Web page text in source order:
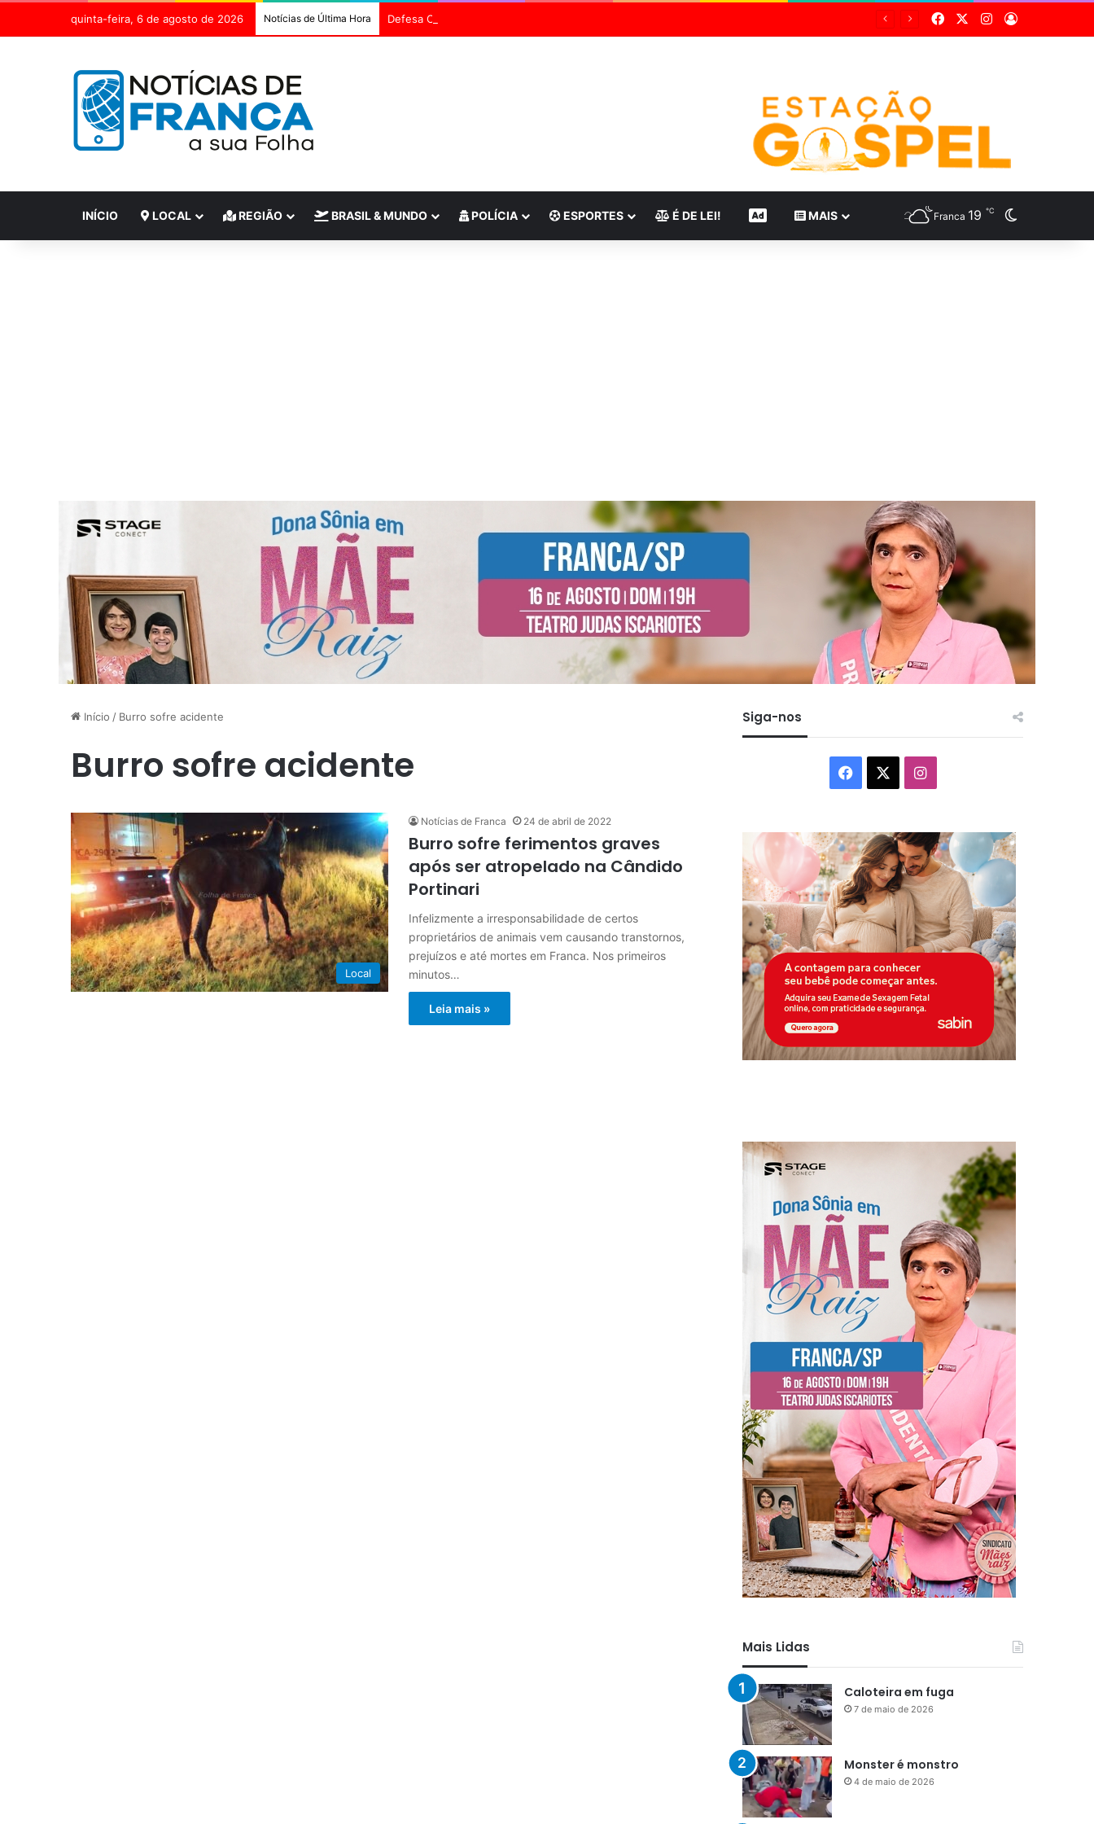
quinta-feira, 6 de agosto de 2026 Notícias de Última Hora Defesa Civil do Rio envia alerta severo para ventos fortes FacebookInstagram
Entrar
INÍCIO LOCAL REGIÃO BRASIL & MUNDO POLÍCIA ESPORTES É DE LEI! CONTEÚDO DE MARCA
MAIS Franca 19 ℃
Início / Burro sofre acidente
Burro sofre acidente
Local
Notícias de Franca 24 de abril de 2022
Burro sofre ferimentos graves
após ser atropelado na Cândido
Portinari
Infelizmente a irresponsabilidade de certos
proprietários de animais vem causando transtornos,
prejuízos e até mortes em Franca. Nos primeiros
minutos…
Leia mais »
Siga-nos
Facebook Instagram
Mais Lidas
Caloteira em fuga
4 de maio de 2026
1 de maio de 2026